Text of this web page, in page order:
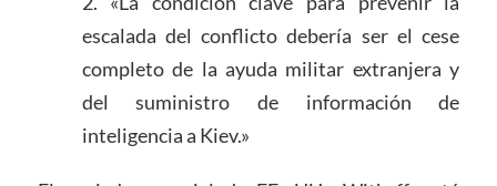
escalada del conflicto debería ser el cese
completo de la ayuda militar extranjera y
del suministro de información de
inteligencia a Kiev.»